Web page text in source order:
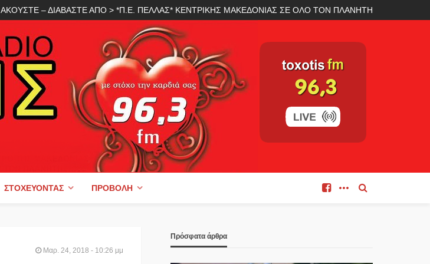
ΑΚΟΥΣΤΕ – ΔΙΑΒΑΣΤΕ ΑΠΟ > *Π.Ε. ΠΕΛΛΑΣ* ΚΕΝΤΡΙΚΗΣ ΜΑΚΕΔΟΝΙΑΣ ΣΕ ΟΛΟ ΤΟΝ ΠΛΑΝΗΤΗ
ΣΤΟΧΕΎΟΝΤΑΣ ΠΡΟΒΟΛΉ
Μαρ. 24, 2018 - 10:26 μμ
Πρόσφατα άρθρα